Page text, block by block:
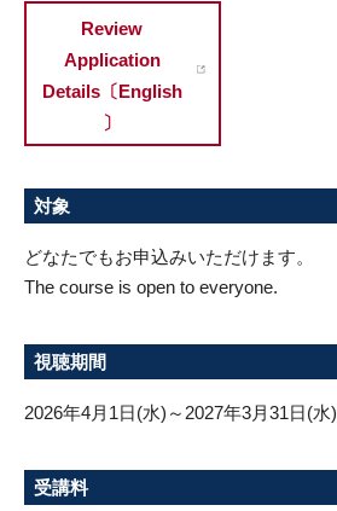
Review
Application
Details〔English
〕
対象
どなたでもお申込みいただけます。
The course is open to everyone.
視聴期間
2026年4月1日(水)～2027年3月31日(水)
受講料